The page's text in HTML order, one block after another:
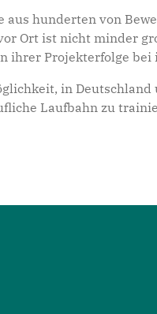
aus hunderten von
Ort ist nicht minder
ihrer Projekterfolge
in
Laufbahn zu